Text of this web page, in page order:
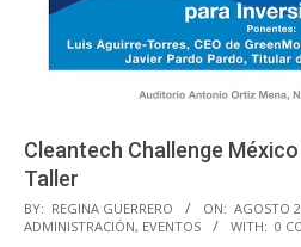
Cleantech Challenge
Taller
2013-
08-
BY: REGINA GUERRERO ON: AGOSTO
ADMINISTRACIÓN, EVENTOS WITH: 0